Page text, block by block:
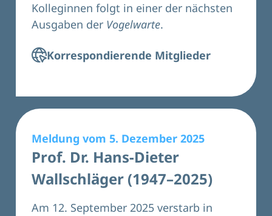
Kolleginnen folgt in einer der nächsten
Ausgaben der Vogelwarte.
Korrespondierende Mitglieder
Meldung vom 5. Dezember 2025
Prof. Dr. Hans-Dieter
Wallschläger (1947–2025)
Am 12. September 2025 verstarb in